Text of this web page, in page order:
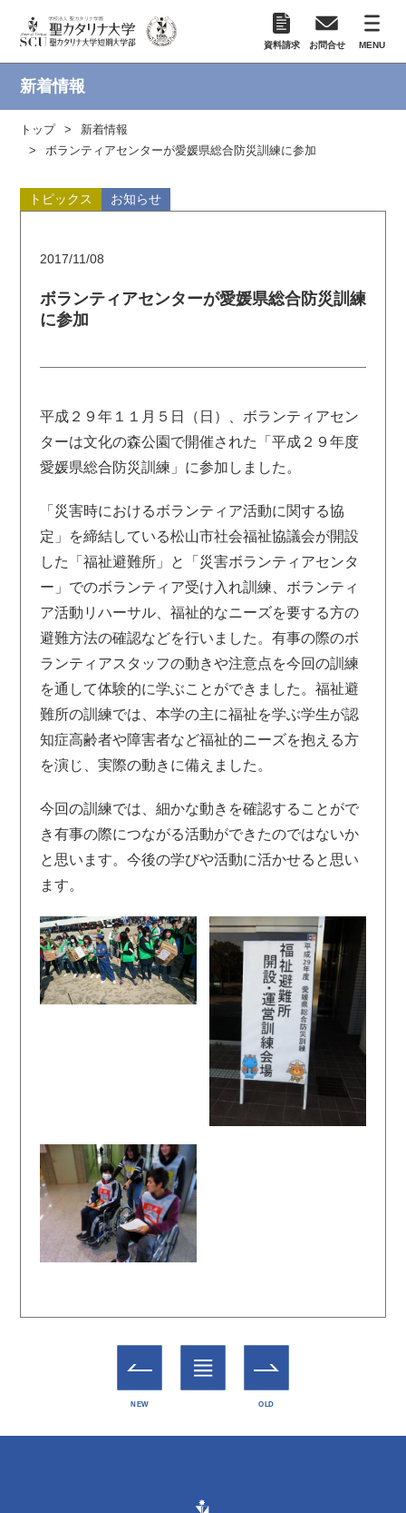
資料請求 お問合せ MENU
新着情報
トップ
新着情報
ボランティアセンターが愛媛県総合防災訓練に参加
トピックス お知らせ
2017/11/08
ボランティアセンターが愛媛県総合防災訓練
に参加
平成２９年１１月５日（日）、ボランティアセン
ターは文化の森公園で開催された「平成２９年度
愛媛県総合防災訓練」に参加しました。
「災害時におけるボランティア活動に関する協
定」を締結している松山市社会福祉協議会が開設
した「福祉避難所」と「災害ボランティアセンタ
ー」でのボランティア受け入れ訓練、ボランティ
ア活動リハーサル、福祉的なニーズを要する方の
避難方法の確認などを行いました。有事の際のボ
ランティアスタッフの動きや注意点を今回の訓練
を通して体験的に学ぶことができました。福祉避
難所の訓練では、本学の主に福祉を学ぶ学生が認
知症高齢者や障害者など福祉的ニーズを抱える方
を演じ、実際の動きに備えました。
今回の訓練では、細かな動きを確認することがで
き有事の際につながる活動ができたのではないか
と思います。今後の学びや活動に活かせると思い
ます。
NEW OLD